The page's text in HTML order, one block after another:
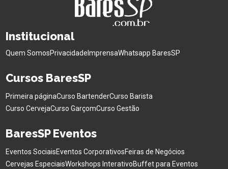
Institucional
Quem SomosPrivacidade ImprensaWhatsapp BaresSP
Cursos BaresSP
Primeira páginaCurso BartenderCurso Barista
Curso CervejaCurso GarçomCurso Gestão
BaresSP Eventos
Eventos SociaisEventos CorporativosFeiras de Negócios
Cervejas EspeciaisWorkshops InterativoBuffet para Eventos